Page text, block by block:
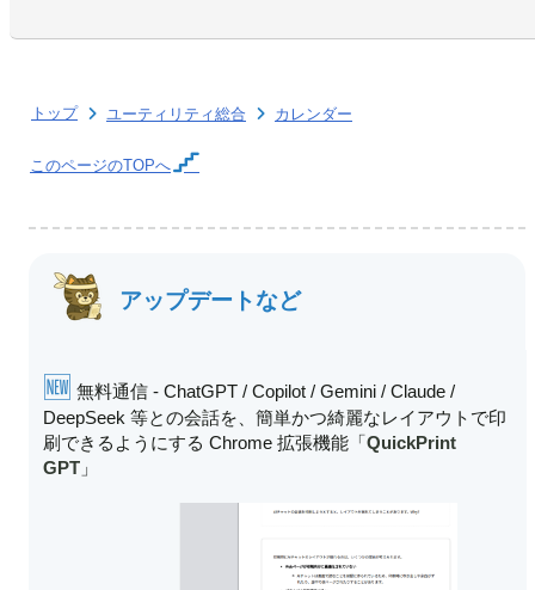
トップ ユーティリティ総合 カレンダー
このページのTOPへ
アップデートなど